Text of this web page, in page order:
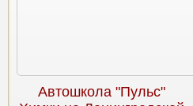
Автошкола "Пульс"